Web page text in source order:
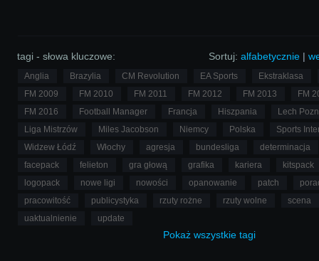
Sortuj: alfabetycznie |
tagi - słowa kluczowe:
Anglia Brazylia CM Revolution EA Sports
Ekstraklasa
FM 2009
FM 2010 FM 2011 FM 2012 FM 2013
FM
FM 2016
Football Manager Francja Hiszpania
Lech
Liga Mistrzów
Miles Jacobson Niemcy Polska
Sports
Widzew Łódź
Włochy agresja bundesliga
determinacja
facepack
felieton gra głową grafika kariera
kitspack
logopack
nowe ligi nowości opanowanie patch
pracowitość
publicystyka rzuty rożne rzuty wolne
scena
uaktualnienie
update
Pokaż wszystkie tagi